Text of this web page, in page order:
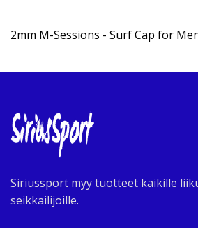
2mm M-Sessions - Surf Cap for
Siriussport myy tuotteet kaikille
seikkailijoille.